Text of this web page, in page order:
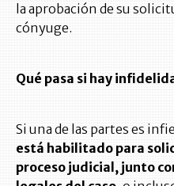
la aprobación de su
cónyuge.
Qué pasa si hay
Si una de las partes es
está habilitado para
proceso judicial, junto